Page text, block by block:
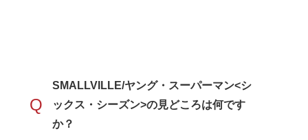
Q
SMALLVILLE/ヤング・スーパーマン<シ
ックス・シーズン>の見どころは何です
か？